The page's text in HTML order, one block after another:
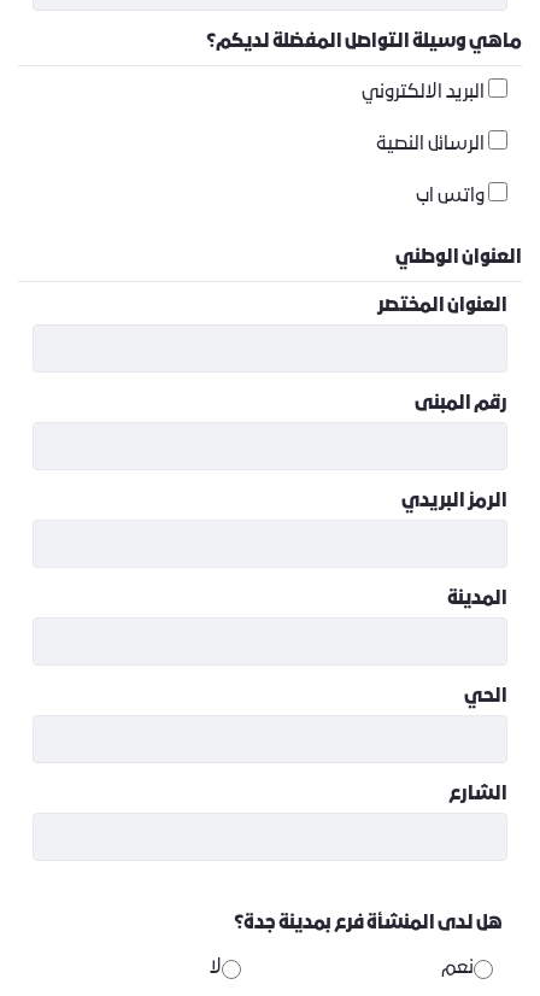
ماهي وسيلة التواصل المفضلة لديكم؟
البريد الالكتروني
الرسائل النصية
واتس اب
العنوان الوطني
العنوان المختصر
رقم المبنى
الرمز البريدي
المدينة
الحي
الشارع
هل لدى المنشأة فرع بمدينة جدة؟
نعم
لا